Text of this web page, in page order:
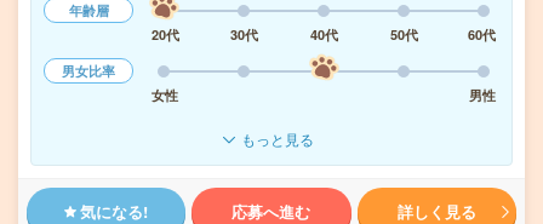
年齢層
20代
30代 40代 50代
60代
男女比率
女性
男性
もっと見る
気になる! 応募へ進む 詳しく見る